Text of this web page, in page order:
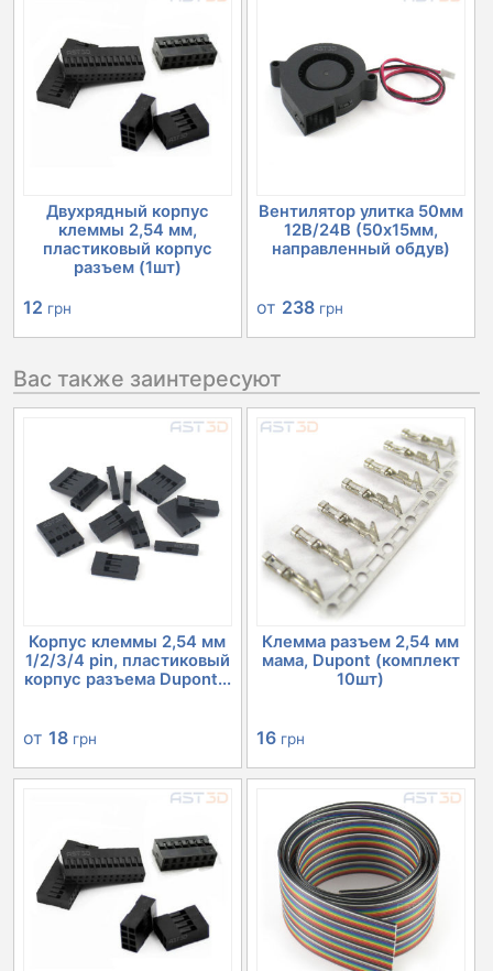
Двухрядный корпус
клеммы 2,54 мм,
пластиковый корпус
разъем (1шт)
12 грн
Вентилятор улитка 50мм
12В/24В (50х15мм,
направленный обдув)
от 238 грн
Вас также заинтересуют
Корпус клеммы 2,54 мм
1/2/3/4 pin, пластиковый
корпус разъема Dupont...
от 18 грн
Клемма разъем 2,54 мм
мама, Dupont (комплект
10шт)
16 грн